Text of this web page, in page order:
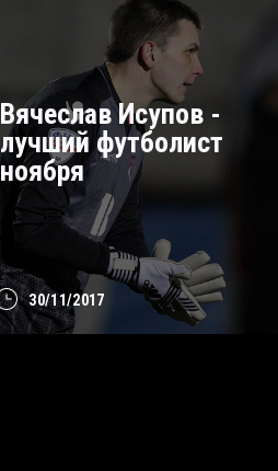
30/11/2017
Вячеслав Исупов -
лучший футболист
ноября